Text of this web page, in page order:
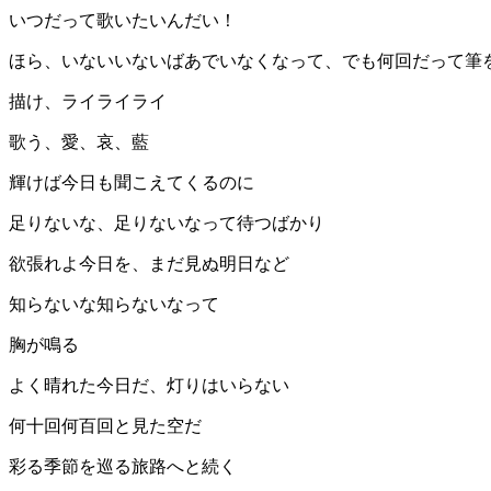
いつだって歌いたいんだい！
ほら、いないいないばあでいなくなって、でも何回だって筆
描け、ライライライ
歌う、愛、哀、藍
輝けば今日も聞こえてくるのに
足りないな、足りないなって待つばかり
欲張れよ今日を、まだ見ぬ明日など
知らないな知らないなって
胸が鳴る
よく晴れた今日だ、灯りはいらない
何十回何百回と見た空だ
彩る季節を巡る旅路へと続く